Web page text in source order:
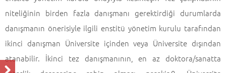
niteliğinin birden fazla danışmanı gerektirdiği durumlarda
danışmanın önerisiyle ilgili enstitü yönetim kurulu tarafından
ikinci danışman Üniversite içinden veya Üniversite dışından
atanabilir. İkinci tez danışmanının, en az doktora/sanatta